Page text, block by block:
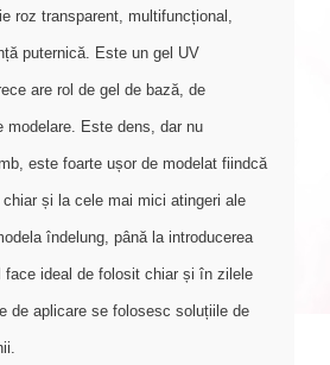
roz transparent, multifuncțional,
puternică. Este un gel UV
are rol de gel de bază, de
modelare. Este dens, dar nu
este foarte ușor de modelat fiindcă
și la cele mai mici atingeri ale
îndelung, până la introducerea
ideal de folosit chiar și în zilele
de aplicare se folosesc soluțiile de